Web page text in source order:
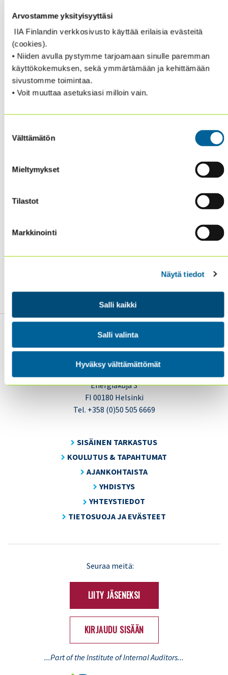
Arvostamme yksityisyyttäsi
IIA Finlandin verkkosivusto käyttää erilaisia evästeitä
(cookies).
• Niiden avulla pystymme tarjoamaan sinulle paremman
käyttökokemuksen, sekä ymmärtämään ja kehittämään
sivustomme toimintaa.
• Voit muuttaa asetuksiasi milloin vain.
valinta
Välttämätön
Mieltymykset
Tilastot
Markkinointi
Näytä tiedot
Salli kaikki
Salli valinta
Hyväksy välttämättömät
Esittämällä avaineroja, kuten sen, että tekoäly
käyttää todennäköisyyksiä oikean datan sijaan,
kirjoittajat havainnollistavat sudenkuoppia, joihin
organisaatiot voivat langeta, jollei niiden sisäinen
tarkastus pysty arvioimaan luotettavasti
datanhallintaa kehitys-, käyttöönotto- ja
Antavat yleisen kuvan datan eri ominaisuuksista tekoälyn
Ehdottavat haastattelukysymyksiä, joita sisäinen
tekoälysovelluksen julkaisemisen eri vaiheissa
tarkastajille kaikilla toimialoilla ja antaa ohjeistuksen
ammattistandardin puuttuessa tälle uudelle ilmiölle.
Raportti on englanniksi ja sen voi tilata maksutta
Energiakuja 3
FI 00180 Helsinki
Tel. +358 (0)50 505 6669
SISÄINEN TARKASTUS
KOULUTUS & TAPAHTUMAT
AJANKOHTAISTA
YHDISTYS
YHTEYSTIEDOT
TIETOSUOJA JA EVÄSTEET
Seuraa meitä:
LIITY JÄSENEKSI
KIRJAUDU SISÄÄN
...Part of the Institute of Internal Auditors...